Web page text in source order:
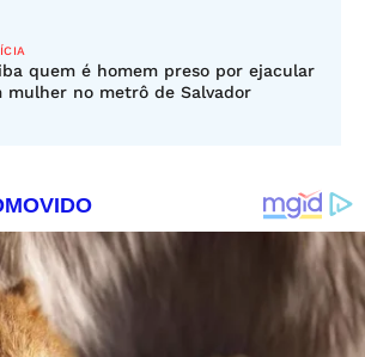
quem é homem preso por ejacular
mulher no metrô de Salvador